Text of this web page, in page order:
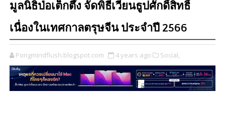
มูลนิธิป่อเต็กตึ๊ง จัดพิธีเวียนธูปศักดิ์สิทธิ์
เนื่องในเทศกาลตรุษจีน ประจำปี 2566
Pongmindflush.blogspot.com 4 years ago Social,